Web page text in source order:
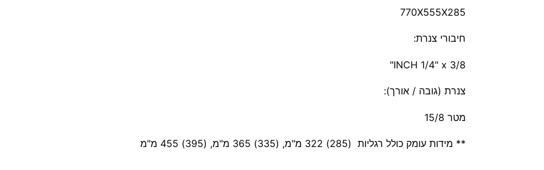
770X555X285
חיבורי צנרת:
INCH 1/4" x 3/8"
צנרת (גובה / אורך):
מטר 15/8
** מידות עומק כולל רגליות (285) 322 מ"מ, (335) 365 מ"מ, (395) 455 מ"מ